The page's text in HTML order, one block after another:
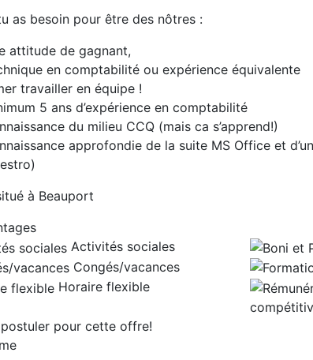
as besoin pour être des nôtres :
attitude de gagnant,
en comptabilité ou expérience équivalente
travailler en équipe !
5 ans d’expérience en comptabilité
du milieu CCQ (mais ca s’apprend!)
approfondie de la suite MS Office et
à Beauport
Activités sociales
Congés/vacances
Horaire flexible
pour cette offre!